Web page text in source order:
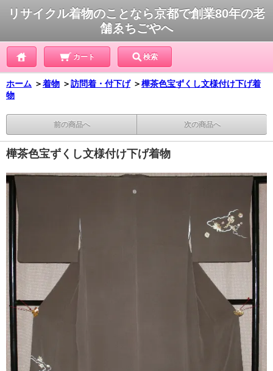
リサイクル着物のことなら京都で創業80年の老
舗ゑちごやへ
カート 検索
ホーム ＞着物 ＞訪問着・付下げ ＞樺茶色宝ずくし文様付け下げ着
物
前の商品へ 次の商品へ
樺茶色宝ずくし文様付け下げ着物